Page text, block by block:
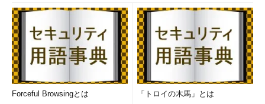
Forceful Browsingとは 「トロイの木馬」とは